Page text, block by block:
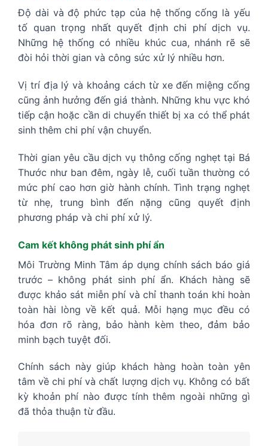
Độ dài và độ phức tạp của hệ thống cống là yếu
tố quan trọng nhất quyết định chi phí dịch vụ.
Những hệ thống có nhiều khúc cua, nhánh rẽ sẽ
đòi hỏi thời gian và công sức xử lý nhiều hơn.
Vị trí địa lý và khoảng cách từ xe đến miệng cống
cũng ảnh hưởng đến giá thành. Những khu vực khó
tiếp cận hoặc cần di chuyển thiết bị xa có thể phát
sinh thêm chi phí vận chuyển.
Thời gian yêu cầu dịch vụ thông cống nghẹt tại Bá
Thước như ban đêm, ngày lễ, cuối tuần thường có
mức phí cao hơn giờ hành chính. Tình trạng nghẹt
từ nhẹ, trung bình đến nặng cũng quyết định
phương pháp và chi phí xử lý.
Cam kết không phát sinh phí ẩn
Môi Trường Minh Tâm áp dụng chính sách báo giá
trước – không phát sinh phí ẩn. Khách hàng sẽ
được khảo sát miễn phí và chỉ thanh toán khi hoàn
toàn hài lòng về kết quả. Mỗi hạng mục đều có
hóa đơn rõ ràng, bảo hành kèm theo, đảm bảo
minh bạch tuyệt đối.
Chính sách này giúp khách hàng hoàn toàn yên
tâm về chi phí và chất lượng dịch vụ. Không có bất
kỳ khoản phí nào được tính thêm ngoài những gì
đã thỏa thuận từ đầu.